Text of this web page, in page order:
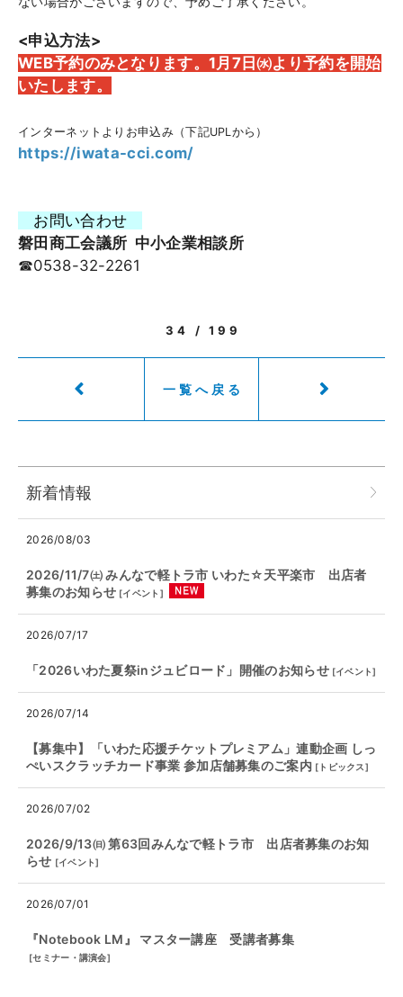
<申込方法>
WEB予約のみとなります。1月7日㈬より予約を開始
いたします。
インターネットよりお申込み（下記UPLから）
https://iwata-cci.com/
お問い合わせ
磐田商工会議所 中小企業相談所
☎0538-32-2261
34 / 199
一覧へ戻る
新着情報
2026/08/03
2026/11/7㈯ みんなで軽トラ市 いわた☆天平楽市 出店者
募集のお知らせ [イベント ]
2026/07/17
「2026いわた夏祭inジュビロード」開催のお知らせ [イベント]
2026/07/14
【募集中】「いわた応援チケットプレミアム」連動企画 しっ
ぺいスクラッチカード事業 参加店舗募集のご案内 [ トピックス]
2026/07/02
2026/9/13㈰ 第63回みんなで軽トラ市 出店者募集のお知
らせ [イベント]
2026/07/01
『Notebook LM』 マスター講座 受講者募集
[セミナー・講演会]